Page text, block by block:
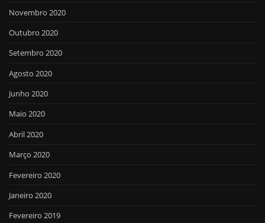
Novembro 2020
Outubro 2020
Setembro 2020
Agosto 2020
Junho 2020
Maio 2020
Abril 2020
Março 2020
Fevereiro 2020
Janeiro 2020
Fevereiro 2019